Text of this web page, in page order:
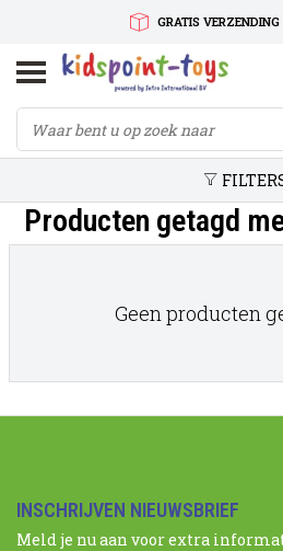
GRATIS
SNELLE
SERVICE OP
Producten getagd
Geen producten
INSCHRIJVEN NIEUWSBRIEF
Meld je nu aan voor extra